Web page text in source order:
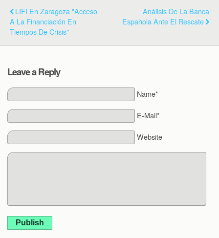
LIFI En Zaragoza "Acceso
A La Financiación En
Tiempos De Crisis"
Análisis De La Banca
Española Ante El Rescate
Leave a Reply
Name*
E-Mail*
Website
Publish